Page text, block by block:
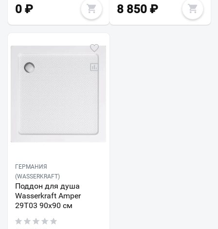
0 ₽ 8 850₽
ГЕРМАНИЯ
(WASSERKRAFT)
Поддон для душа
Wasserkraft Amper
29T03 90x90 см